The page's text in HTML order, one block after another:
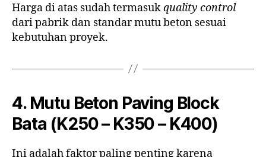
Harga di atas sudah termasukquality control
dari pabrik dan standar mutu beton sesuai
kebutuhan proyek.
4. Mutu Beton Paving Block
Bata (K250 – K350 – K400)
Ini adalah faktor paling penting karena